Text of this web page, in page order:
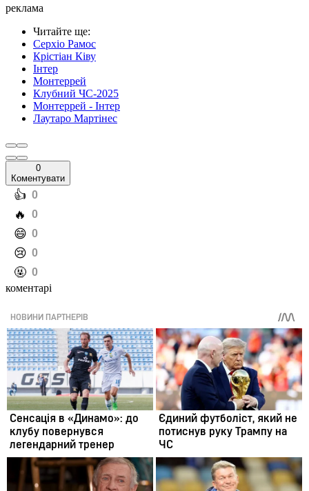
реклама
Читайте ще:
Серхіо Рамос
Крістіан Ківу
Інтер
Монтеррей
Клубний ЧС-2025
Монтеррей - Інтер
Лаутаро Мартінес
0
Коментувати
️👍 0
️🔥 0
️😄 0
️😢 0
️🤬 0
коментарі